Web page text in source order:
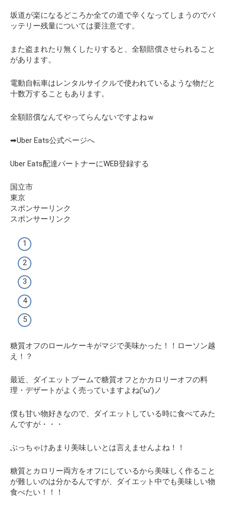
坂道が楽になるどころか全ての道で辛くなってしまうのでバ
ッテリー残量については要注意です。
また盗まれたり無くしたりすると、全額賠償させられること
があります。
電動自転車はレンタルサイクルで使われているような物だと
十数万することもあります。
全額賠償なんてやってらんないですよねｗ
➡Uber Eats公式ページへ
Uber Eats配達パートナーにWEB登録する
国立市
東京
スポンサーリンク
スポンサーリンク
糖質オフのロールケーキがマジで美味かった！！ローソン越
え！？
最近、ダイエットブームで糖質オフとかカロリーオフの料
理・デザートがよく売っていますよね(‘ω’)ノ
僕も甘い物好きなので、ダイエットしている時に食べてみた
んですが・・・
ぶっちゃけあまり美味しいとは言えませんよね！！
糖質とカロリー両方をオフにしているから美味しく作ること
が難しいのは分かるんですが、
ダイエット中でも美味しい物
食べたい！！！